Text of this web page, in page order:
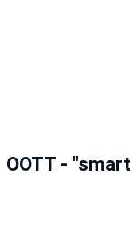
OOTT -